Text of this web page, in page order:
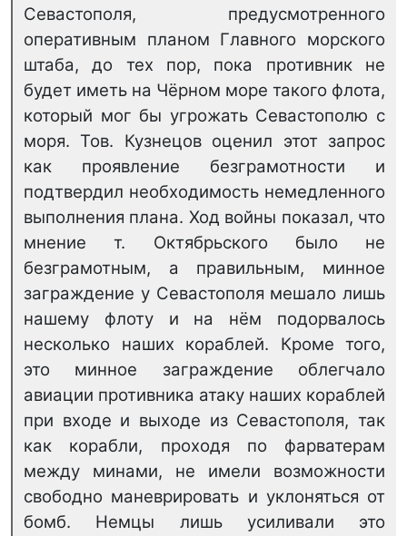
Севастополя, предусмотренного
оперативным планом Главного морского
штаба, до тех пор, пока противник не
будет иметь на Чёрном море такого флота,
который мог бы угрожать Севастополю с
моря. Тов. Кузнецов оценил этот запрос
как проявление безграмотности и
подтвердил необходимость немедленного
выполнения плана. Ход войны показал, что
мнение т. Октябрьского было не
безграмотным, а правильным, минное
заграждение у Севастополя мешало лишь
нашему флоту и на нём подорвалось
несколько наших кораблей. Кроме того,
это минное заграждение облегчало
авиации противника атаку наших кораблей
при входе и выходе из Севастополя, так
как корабли, проходя по фарватерам
между минами, не имели возможности
свободно маневрировать и уклоняться от
бомб. Немцы лишь усиливали это